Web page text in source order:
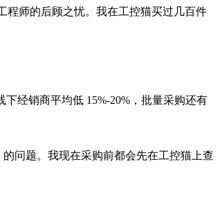
程师的后顾之忧。我在工控猫买过几百件
经销商平均低 15%-20%，批量采购还有
问题。我现在采购前都会先在工控猫上查